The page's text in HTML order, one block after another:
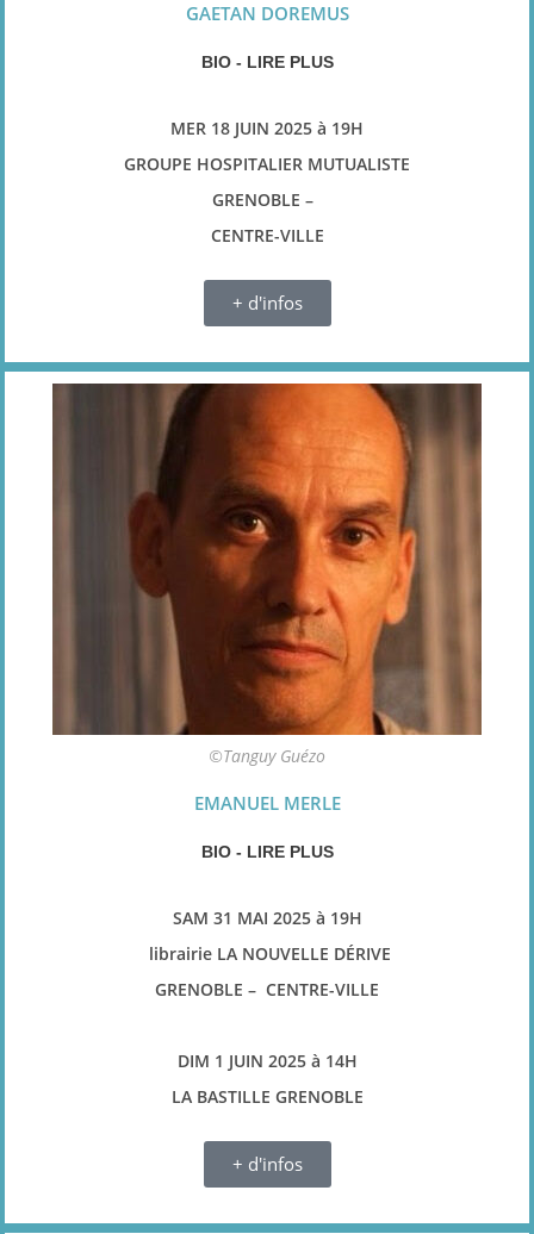
GAETAN DOREMUS
BIO - LIRE PLUS
MER 18 JUIN 2025 à 19H
GROUPE HOSPITALIER MUTUALISTE
GRENOBLE –
CENTRE-VILLE
+ d'infos
©Tanguy Guézo
EMANUEL MERLE
BIO - LIRE PLUS
SAM 31 MAI 2025 à 19H
librairie LA NOUVELLE DÉRIVE
GRENOBLE – CENTRE-VILLE
DIM 1 JUIN 2025 à 14H
LA BASTILLE GRENOBLE
+ d'infos